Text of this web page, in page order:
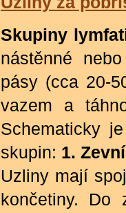
Skupiny
nástěnné
pásy (cca 20-
vazem a
Schematicky
skupin: 1.
Uzliny mají
končetiny. Do